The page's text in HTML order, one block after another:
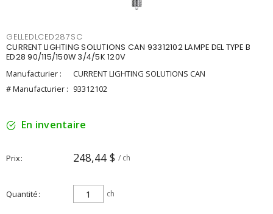
GELLEDLCED287SC
CURRENT LIGHTING SOLUTIONS CAN 93312102 LAMPE DEL TYPE B
ED28 90/115/150W 3/4/5K 120V
Manufacturier :
CURRENT LIGHTING SOLUTIONS CAN
# Manufacturier : 93312102
En inventaire
Prix 248,44 $ / ch
Quantité ch